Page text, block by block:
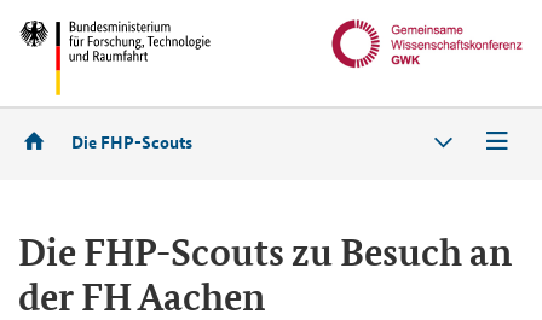
Die FHP-Scouts
Die FHP-​Scouts zu Be­such an
der FH Aa­chen